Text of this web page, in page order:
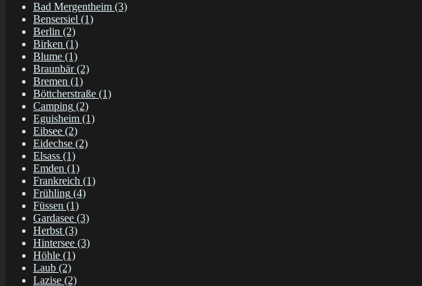
Bad Mergentheim (3)
Bensersiel (1)
Berlin (2)
Birken (1)
Blume (1)
Braunbär(2)
Bremen (1)
Böttcherstraße (1)
Camping (2)
Eguisheim (1)
Eibsee (2)
Eidechse (2)
Elsass (1)
Emden (1)
Frankreich (1)
Frühling (4)
Füssen (1)
Gardasee (3)
Herbst (3)
Hintersee (3)
Höhle (1)
Laub (2)
Lazise (2)